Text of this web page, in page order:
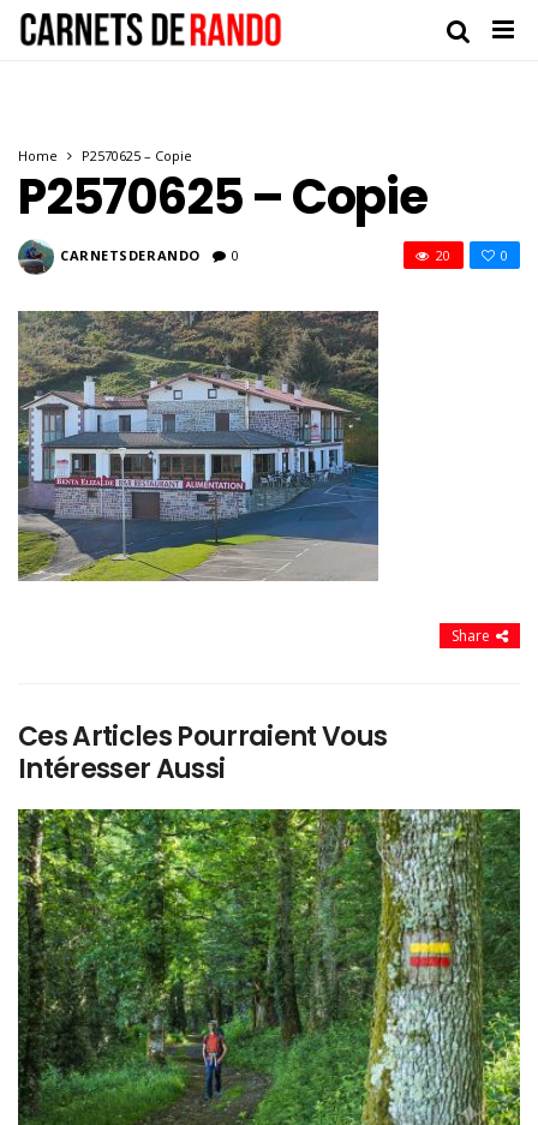
Home P2570625 – Copie
P2570625 – Copie
CARNETSDERANDO 0 0
20
Share
Ces Articles Pourraient Vous
Intéresser Aussi